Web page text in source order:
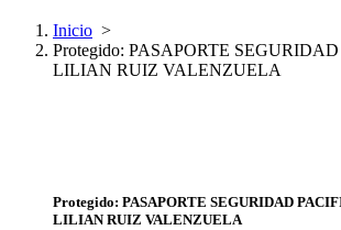
Inicio >
Protegido: PASAPORTE
LILIAN RUIZ VALENZUELA
Protegido: PASAPORTE SEGURIDAD
LILIAN RUIZ VALENZUELA